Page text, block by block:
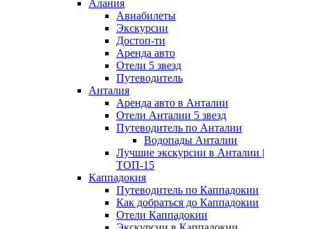
Алания
Авиабилеты
Экскурсии
Достоп-ти
Аренда авто
Отели 5 звезд
Путеводитель
Анталия
Аренда авто в Анталии
Отели Анталии 5 звезд
Путеводитель по Анталии
Водопады Анталии
Лучшие экскурсии в Анталии |
ТОП-15
Каппадокия
Путеводитель по Каппадокии
Как добраться до Каппадокии
Отели Каппадокии